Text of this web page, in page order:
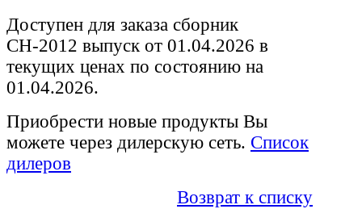
Доступен для заказа сборник
СН-2012 выпуск от 01.04.2026 в
текущих ценах по состоянию на
01.04.2026.
Приобрести новые продукты Вы
можете через дилерскую сеть. Список
дилеров
Возврат к списку